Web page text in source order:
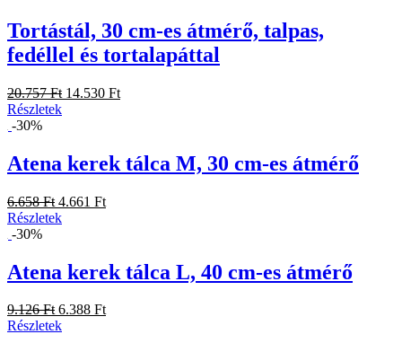
Tortástál, 30 cm-es átmérő, talpas,
fedéllel és tortalapáttal
20.757 Ft 14.530 Ft
Részletek
-30%
Atena kerek tálca M, 30 cm-es átmérő
6.658 Ft 4.661 Ft
Részletek
-30%
Atena kerek tálca L, 40 cm-es átmérő
9.126 Ft6.388 Ft
Részletek